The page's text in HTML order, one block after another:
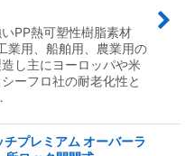
PP熱可塑性樹脂素材
業用、船舶用、農業用の
し主にヨーロッパや米
ーフロ社の耐老化性と
プレミアム オーバーラ